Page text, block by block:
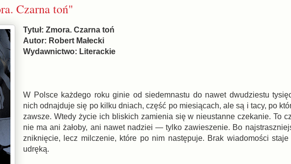
Czarna toń"
Tytuł: Zmora. Czarna toń
Autor: Robert Małecki
Wydawnictwo: Literackie
W Polsce każdego roku ginie od siedemnastu do nawet dwudziestu
nich odnajduje się po kilku dniach, część po miesiącach, ale są i tacy, po
zawsze. Wtedy życie ich bliskich zamienia się w nieustanne czekanie. To
nie ma ani żałoby, ani nawet nadziei — tylko zawieszenie. Bo
zniknięcie, lecz milczenie, które po nim następuje. Brak wiadomości
udręką.